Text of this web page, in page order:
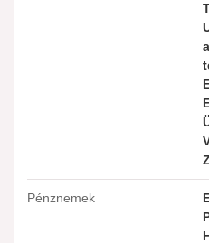
Pénznemek